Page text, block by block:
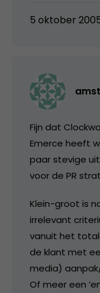
5 oktober
Fijn dat
Emerce heeft
paar stevige
voor de PR
Klein-groot is
irrelevant
vanuit het
de klant met
media)
Of meer een